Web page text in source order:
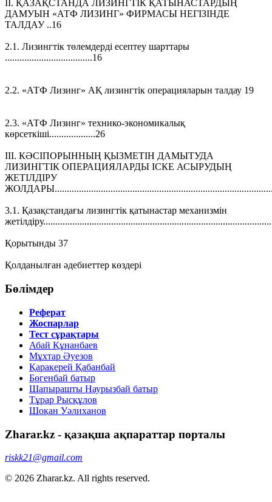
II. ҚАЗАҚСТАНДА ЛИЗИНГТІК ҚАТЫНАСТАРДЫҢ
ДАМУЫН «АТФ ЛИЗИНГ» ФИРМАСЫ НЕГІЗІНДЕ
ТАЛДАУ ..16
2.1. Лизингтік төлемдерді есептеу шарттары
....................................16
2.2. «АТФ Лизинг» АҚ лизингтік операцияларын талдау 19
2.3. «АТФ Лизинг» технико-экономикалық
көрсеткіші...................26
III. КӘСІПОРЫННЫҢ ҚЫЗМЕТІН ДАМЫТУДА
ЛИЗИНГТІК ОПЕРАЦИЯЛАРДЫ ІСКЕ АСЫРУДЫҢ
ЖЕТІЛДІРУ
3.1. Қазақстандағы лизингтік қатынастар механизмін
Қорытынды 37
Қолданылған әдебиеттер көздері
Бөлімдер
Реферат
Жоспарлар
Тест сұрақтары
Абай Құнанбаев
Мұхтар Әуезов
Қаракерей Қабанбай
Бөгенбай батыр
Шапырашты Наурызбай батыр
Тұрар Рысқұлов
Шоқан Уәлиханов
Zharar.kz - қазақша ақпараттар порталы
riskk21@gmail.com
© 2026 Zharar.kz. All rights reserved.